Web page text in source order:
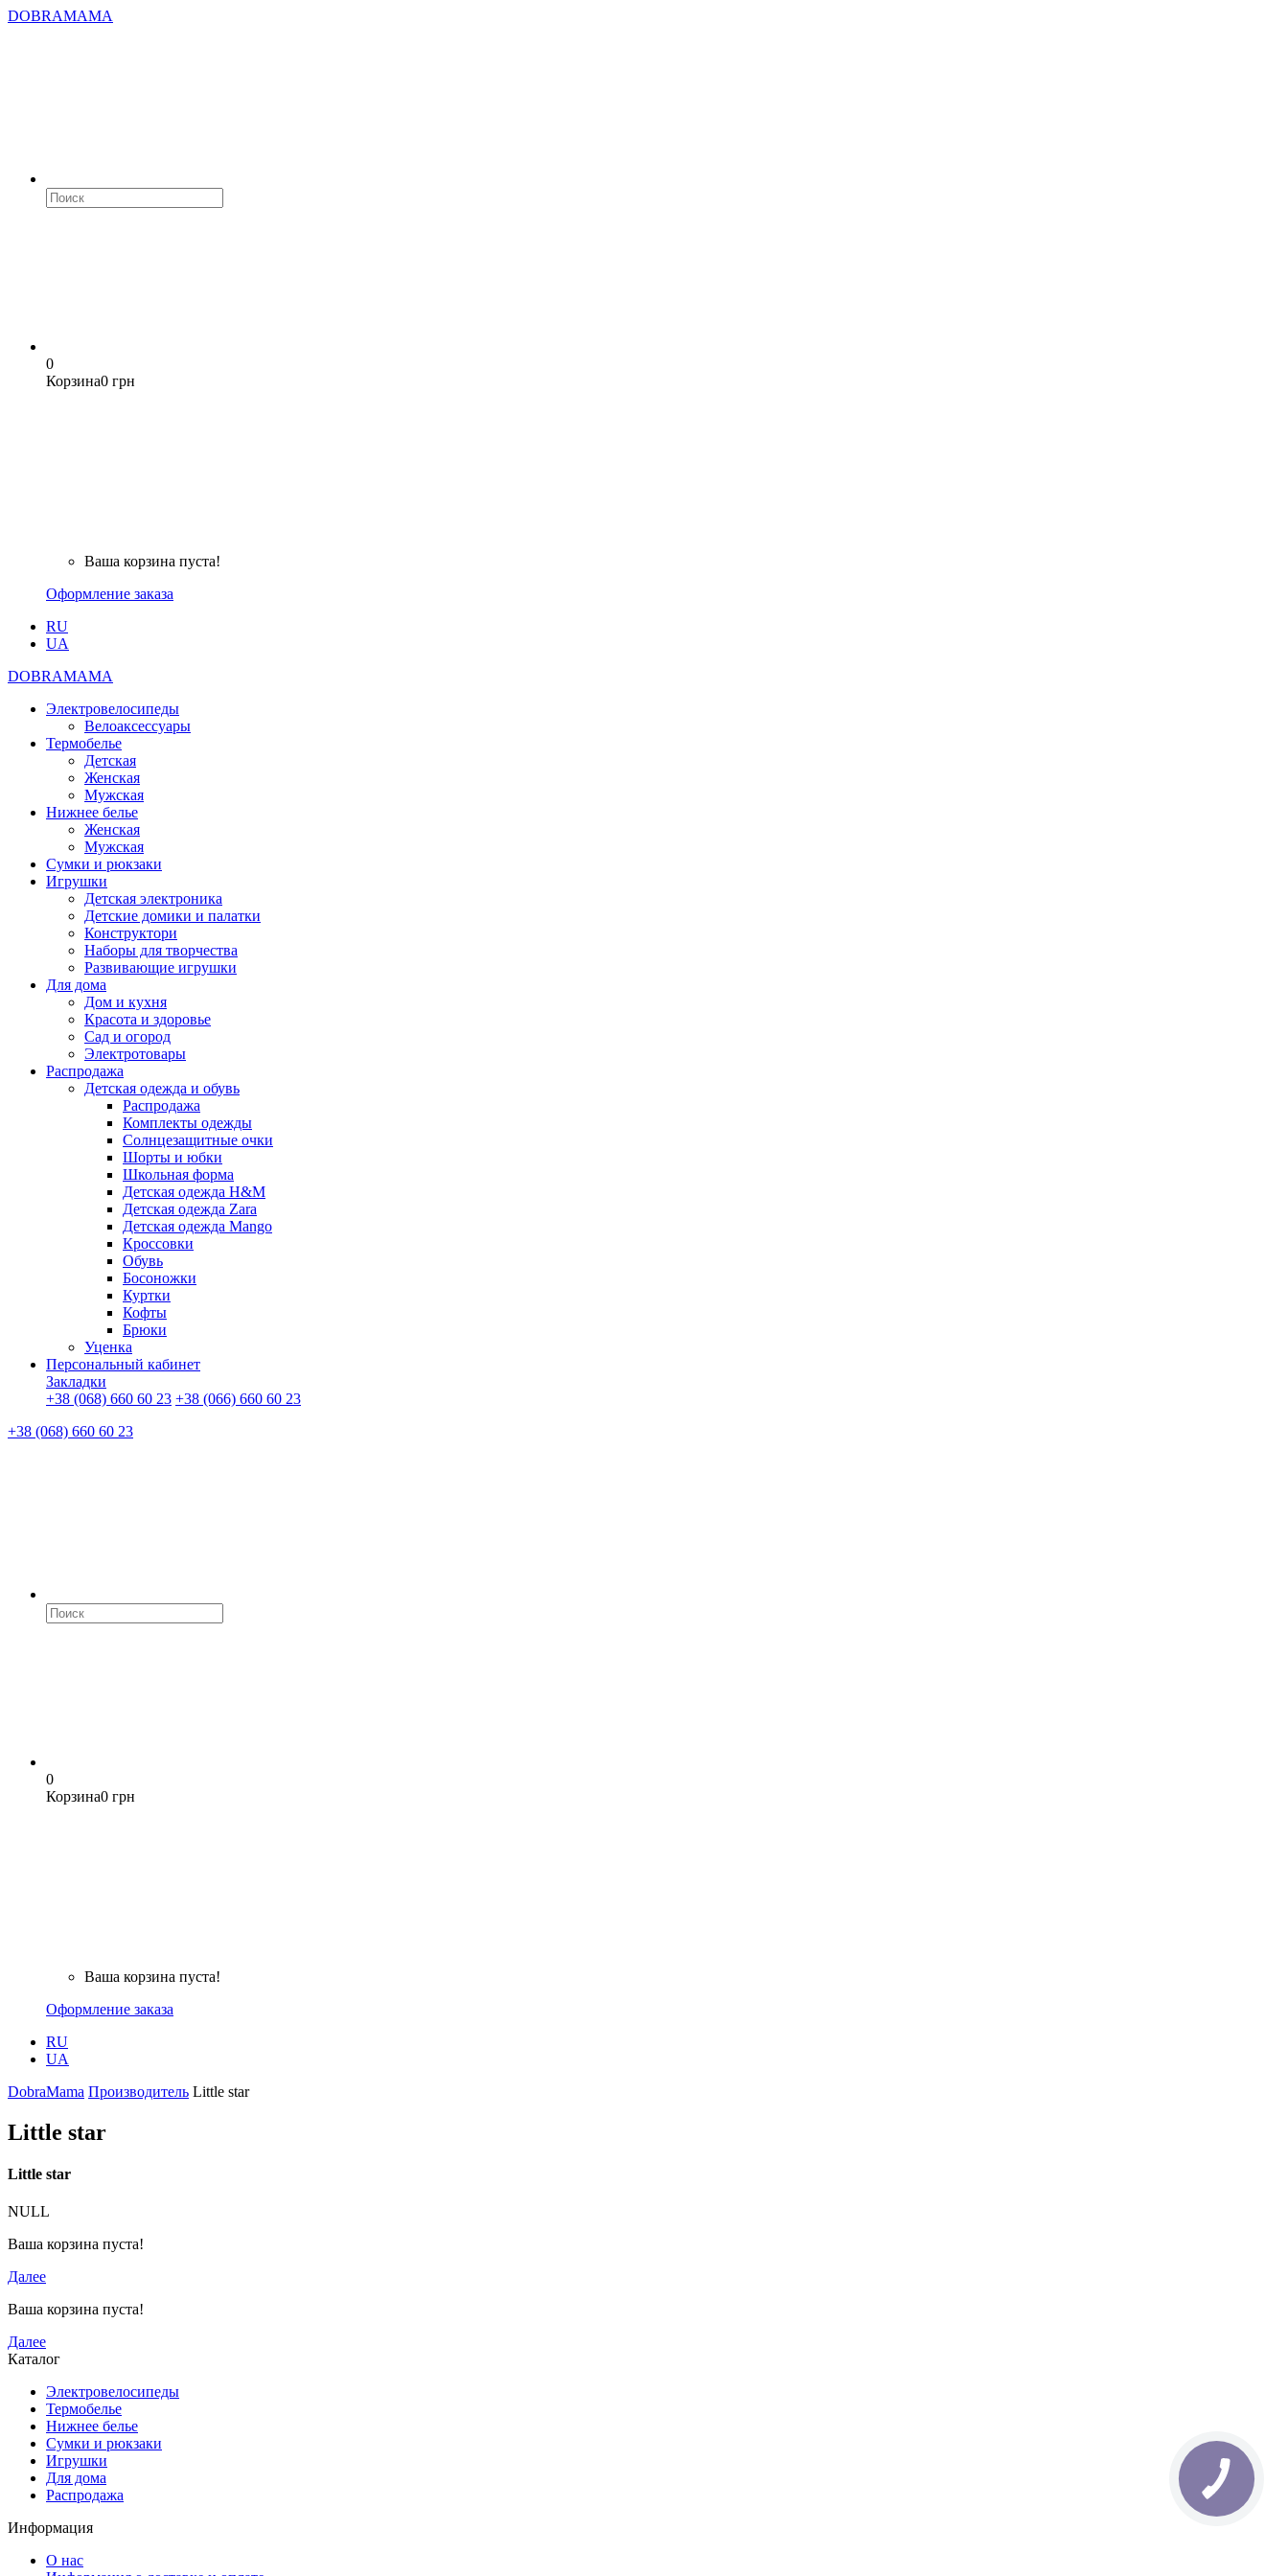
DOBRAMAMA
0
Корзина0 грн
Ваша корзина пуста!
Оформление заказа
RU
UA
DOBRAMAMA
Электровелосипеды
Велоаксессуары
Термобелье
Детская
Женская
Мужская
Нижнее белье
Женская
Мужская
Сумки и рюкзаки
Игрушки
Детская электроника
Детские домики и палатки
Конструктори
Наборы для творчества
Развивающие игрушки
Для дома
Дом и кухня
Красота и здоровье
Сад и огород
Электротовары
Распродажа
Детская одежда и обувь
Распродажа
Комплекты одежды
Солнцезащитные очки
Шорты и юбки
Школьная форма
Детская одежда H&M
Детская одежда Zara
Детская одежда Mango
Кроссовки
Обувь
Босоножки
Куртки
Кофты
Брюки
Уценка
Персональный кабинет
Закладки
+38 (068) 660 60 23 +38 (066) 660 60 23
+38 (068) 660 60 23
0
Корзина0 грн
Ваша корзина пуста!
Оформление заказа
RU
UA
DobraMama Производитель Little star
Little star
Little star
NULL
Ваша корзина пуста!
Далее
Ваша корзина пуста!
Далее
Каталог
Электровелосипеды
Термобелье
Нижнее белье
Сумки и рюкзаки
Игрушки
Для дома
Распродажа
Информация
О нас